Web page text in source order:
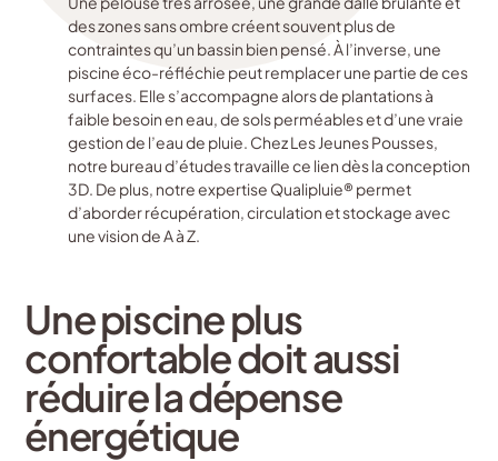
des zones sans ombre créent souvent plus de
contraintes qu’un bassin bien pensé. À l’inverse, une
piscine éco-réfléchie peut remplacer une partie de ces
surfaces. Elle s’accompagne alors de plantations à
faible besoin en eau, de sols perméables et d’une vraie
gestion de l’eau de pluie. Chez Les Jeunes Pousses,
notre bureau d’études travaille ce lien dès la conception
3D. De plus, notre expertise Qualipluie® permet
d’aborder récupération, circulation et stockage avec
une vision de A à Z.
Une piscine plus
confortable doit aussi
réduire la dépense
énergétique